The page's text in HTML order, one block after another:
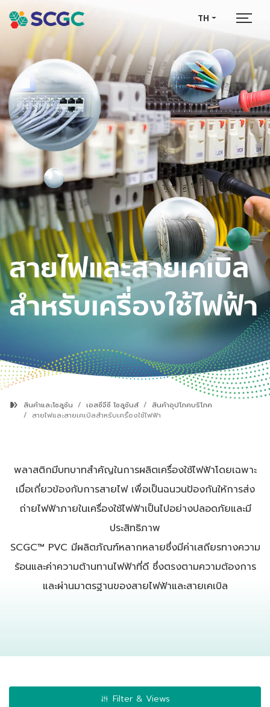
TH
สายไฟและสายเคเบิล
สำหรับเครื่องใช้ไฟฟ้า
สินค้าและโซลูชัน เอสซีจีซี โซลูชันส์
สินค้าอุปโภคบริโภค
สายไฟและสายเคเบิลสำหรับเครื่องใช้ไฟฟ้า
พลาสติกมีบทบาทสำคัญในการผลิตเครื่องใช้ไฟฟ้าโดยเฉพาะ
เมื่อเกี่ยวข้องกับการสายไฟ เพื่อเป็นฉนวนป้องกันให้การส่ง
ถ่ายไฟฟ้าภายในเครื่องใช้ไฟฟ้าเป็นไปอย่างปลอดภัยและมี
ประสิทธิภาพ
SCGC™ PVC มีผลิตภัณฑ์หลากหลายซึ่งมีค่าเสถียรทางความ
ร้อนและค่าความต้านทานไฟฟ้าที่ดี ซึ่งตรงตามความต้องการ
และผ่านมาตรฐานของสายไฟฟ้าและสายเคเบิล
Filter & Views